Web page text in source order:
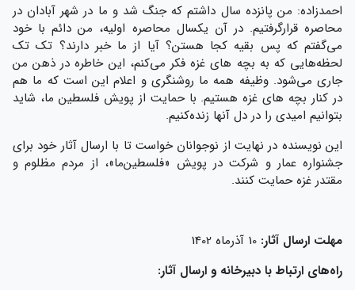
احمدزاده: من پانزده سال داشتم که جنگ شد و ما در شهر آبادان در
محاصره قرار‌گرفتیم. در آن یکسال محاصره اولیه، من دائم با خود
می‌گفتم که پس بقیه کجا هستن؟ آیا از ما خبر دارند؟ تک تک
لحظه‌هایی که به بچه های غزه فکر می‌کنم، این خاطره در ذهن من
جاری می‌شود. وظیفه همه ما روشنگری و اعلام این است که ما هم
در کنار بچه های غزه هستیم. با حمایت از پویش فلسطین ما، شاید
بتوانیم امیدی را در دل آنها زنده‌کنیم.
این نویسنده در نهایت از نوجوانان خواست تا با ارسال آثار خود برای
جشنواره عمار و شرکت در پویش «فلسطین‌ما»، از مردم مظلوم و
مقتدر غزه حمایت کنند.
مهلت ارسال آثار:
راه‌های ارتباط با دبیرخانه و ارسال آثار: